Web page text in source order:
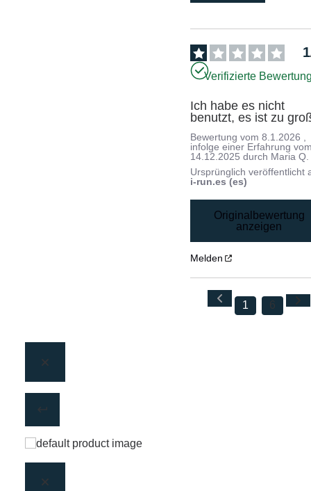
1
Verifizierte
Ich habe es nicht
benutzt, es ist zu
Bewertung vom8.1.2026 ,
infolge einer Erfahrung
14.12.2025 durch Maria Q.
Ursprünglich veröffentlicht
i-run.es (es)
Originalbewertung
anzeigen
Melden
1 6